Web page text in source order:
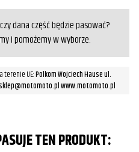
dana część będzie pasować?
i pomożemy w wyborze.
terenie UE:Polkom Wojciech Hause ul.
sklep@motomoto.pl www.motomoto.pl
TEN PRODUKT: